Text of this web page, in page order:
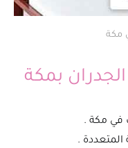
مكة
بمكة
في مكة .
.